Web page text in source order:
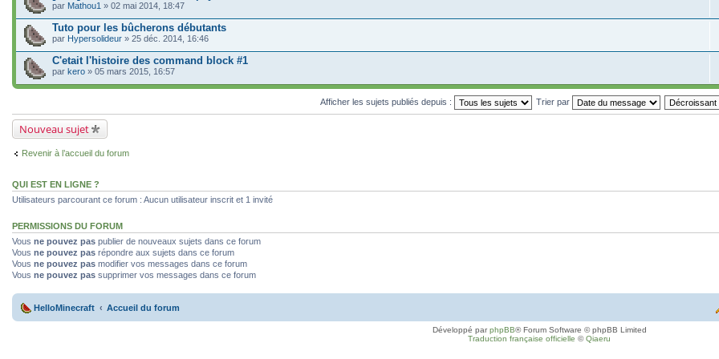
par Mathou1 » 02 mai 2014, 18:47
Tuto pour les bûcherons débutants
par Hypersolideur » 25 déc. 2014, 16:46
C'etait l'histoire des command block #1
par kero » 05 mars 2015, 16:57
Afficher les sujets publiés depuis : Trier par
Nouveau sujet
Revenir à l’accueil du forum
QUI EST EN LIGNE ?
Utilisateurs parcourant ce forum : Aucun utilisateur inscrit et 1 invité
PERMISSIONS DU FORUM
Vous ne pouvez pas publier de nouveaux sujets dans ce forum
Vous ne pouvez pas répondre aux sujets dans ce forum
Vous ne pouvez pas modifier vos messages dans ce forum
Vous ne pouvez pas supprimer vos messages dans ce forum
HelloMinecraft Accueil du forum
Développé parphpBB® Forum Software © phpBB Limited
Traduction française officielle ©Qiaeru